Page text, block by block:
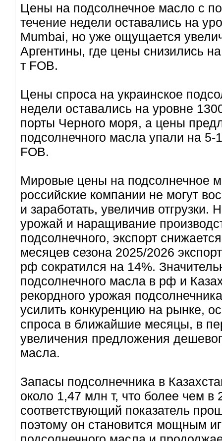
Цены на подсолнечное масло с
течение недели оставались на
Mumbai, но уже ощущается
Аргентины, где цены снизились
т FOB.
Цены спроса на украинское
недели оставались на уровне
порты Черного моря, а цены
подсолнечного масла упали на 5-
FOB.
Мировые цены на подсолнечное
российские компании не могут
и заработать, увеличив отгрузки.
урожай и наращивание
подсолнечного, экспорт
месяцев сезона 2025/2026
рф сократился на 14%.
подсолнечного масла в рф и
рекордного урожая
усилить конкуренцию на рынке,
спроса в ближайшие месяцы, в
увеличения предложения
масла.
Запасы подсолнечника в
около 1,47 млн ​​т, что более чем в
соответствующий показатель
поэтому он становится мощным